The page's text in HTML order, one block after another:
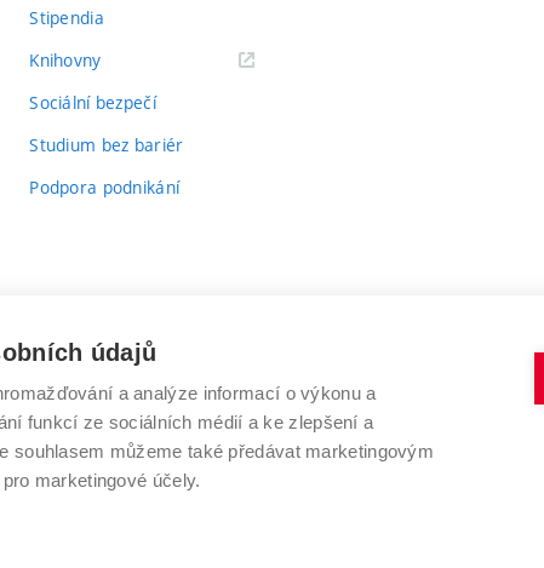
Stipendia
Knihovny(externí
Sociální bezpečí
Studium bez bariér
Podpora podnikání
VYSOKÉ UČENÍ TECHNICKÉ V BRNĚ
Antonínská 548/1
602 00 Brno
www.vut.cz
údajů
a analýze informací o výkonu a
funkcí ze sociálních médií a ke zlepšení a
souhlasem můžeme také předávat marketingovým
marketingové účely.